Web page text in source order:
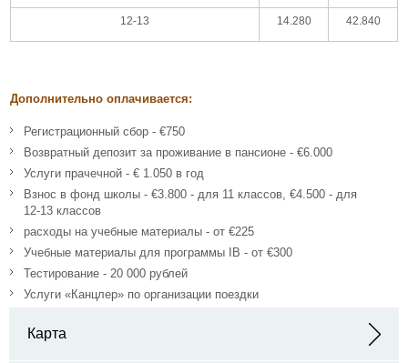
12-13 14.280 42.840
Дополнительно оплачивается:
Регистрационный сбор - €750
Возвратный депозит за проживание в пансионе - €6.000
Услуги прачечной - € 1.050 в год
Взнос в фонд школы - €3.800 - для 11 классов, €4.500 - для
12-13 классов
расходы на учебные материалы - от €225
Учебные материалы для программы IB - от €300
Тестирование - 20 000 рублей
Услуги «Канцлер» по организации поездки
Карта